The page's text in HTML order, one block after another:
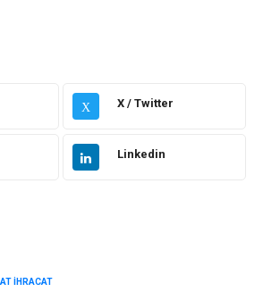
Elektrik Elektronik
Hukuk
X X / Twitter
Linkedin
İHRACAT